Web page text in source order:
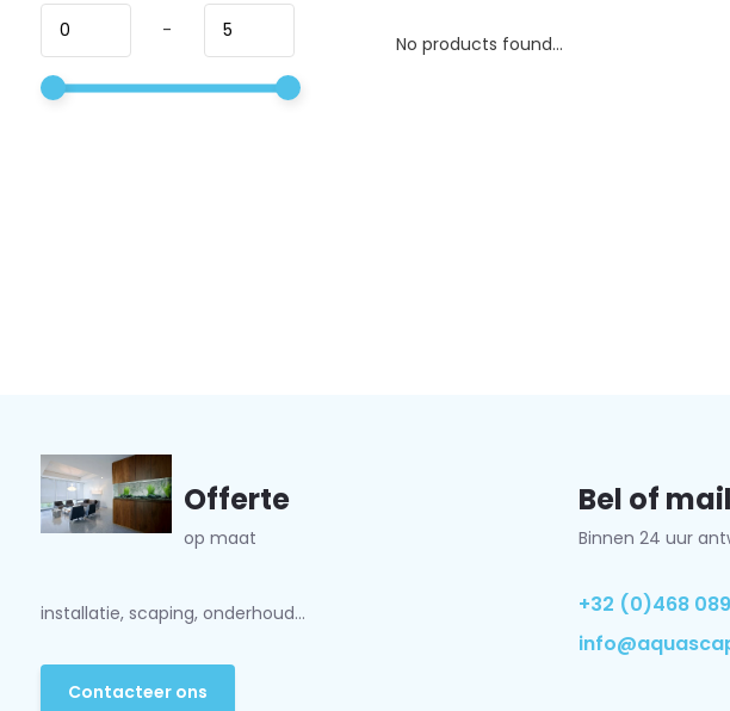
-
No products found...
Offerte
op maat
installatie, scaping, onderhoud...
Contacteer ons
Bel of
Binnen 24 uur
+32 (0)468